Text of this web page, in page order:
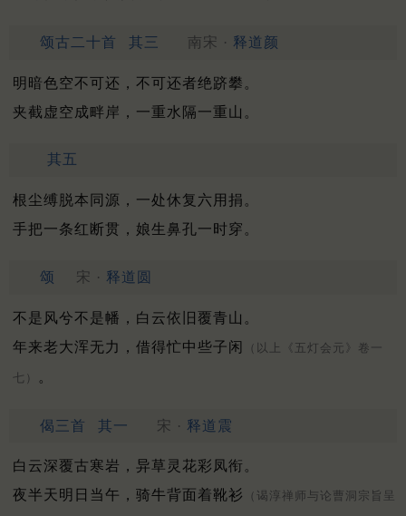
颂古二十首 其三 南宋 · 释道颜
明暗色空不可还，不可还者绝跻攀。
夹截虚空成畔岸，一重水隔一重山。
其五
根尘缚脱本同源，一处休复六用捐。
手把一条红断贯，娘生鼻孔一时穿。
颂 宋 · 释道圆
不是风兮不是幡，白云依旧覆青山。
年来老大浑无力，借得忙中些子闲
（以上《五灯会元》卷一
七） 。
偈三首 其一 宋 · 释道震
白云深覆古寒岩，异草灵花彩凤衔。
夜半天明日当午，骑牛背面着靴衫
（谒淳禅师与论曹洞宗旨呈